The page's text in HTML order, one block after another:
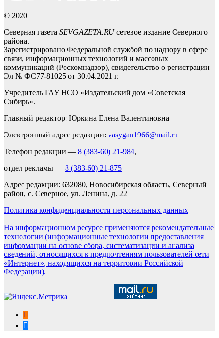
© 2020
Северная газета SEVGAZETA.RUсетевое издание Северного
района.
Зарегистрировано Федеральной службой по надзору в сфере
связи, информационных технологий и массовых
коммуникаций (Роскомнадзор), свидетельство о регистрации
Эл № ФС77-81025 от 30.04.2021 г.
Учредитель ГАУ НСО «Издательский дом «Советская
Сибирь».
Главный редактор: Юркина Елена Валентиновна
Электронный адрес редакции: vasygan1966@mail.ru
Телефон редакции — 8 (383-60) 21-984,
отдел рекламы — 8 (383-60) 21-875
Адрес редакции: 632080, Новосибирская область, Северный
район, с. Северное, ул. Ленина, д. 22
Политика конфиденциальности персональных данных
На информационном ресурсе применяются рекомендательные
технологии (информационные технологии предоставления
информации на основе сбора, систематизации и анализа
сведений, относящихся к предпочтениям пользователей сети
«Интернет», находящихся на территории Российской
Федерации).